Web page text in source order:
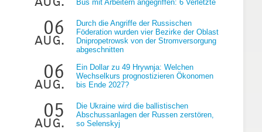
Bus mit Arbeitern angegriffen: 6 Verletzte
06
aug.
Durch die Angriffe der Russischen
Föderation wurden vier Bezirke der Oblast
Dnipropetrowsk von der Stromversorgung
abgeschnitten
06
aug.
Ein Dollar zu 49 Hrywnja: Welchen
Wechselkurs prognostizieren Ökonomen
bis Ende 2027?
05
aug.
Die Ukraine wird die ballistischen
Abschussanlagen der Russen zerstören,
so Selenskyj